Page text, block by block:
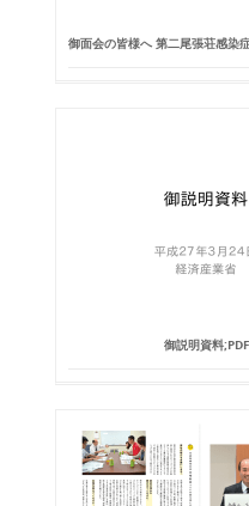
御面会の皆様へ 第二尾張荘感染
御説明資料;PDF